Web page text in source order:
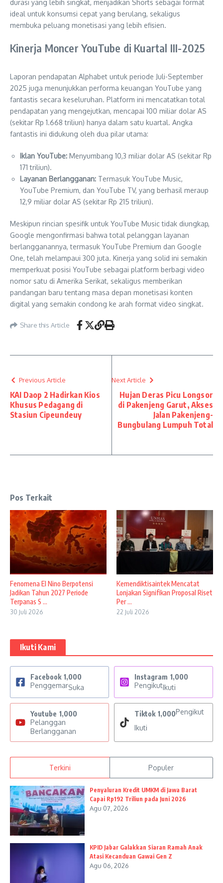
durasi yang lebih singkat, menjadikan Shorts sebagai format
ideal untuk konsumsi cepat yang berulang, sekaligus
membuka peluang monetisasi yang lebih efisien.
Kinerja Moncer YouTube di Kuartal III-2025
Laporan pendapatan Alphabet untuk periode Juli-September
2025 juga menunjukkan performa keuangan YouTube yang
fantastis secara keseluruhan. Platform ini mencatatkan total
pendapatan yang mengejutkan, mencapai 100 miliar dolar AS
(sekitar Rp 1.668 triliun) hanya dalam satu kuartal. Angka
fantastis ini didukung oleh dua pilar utama:
Iklan YouTube: Menyumbang 10,3 miliar dolar AS (sekitar Rp
171 triliun).
Layanan Berlangganan: Termasuk YouTube Music,
YouTube Premium, dan YouTube TV, yang berhasil meraup
12,9 miliar dolar AS (sekitar Rp 215 triliun).
Meskipun rincian spesifik untuk YouTube Music tidak diungkap,
Google mengonfirmasi bahwa total pelanggan layanan
berlangganannya, termasuk YouTube Premium dan Google
One, telah melampaui 300 juta. Kinerja yang solid ini semakin
memperkuat posisi YouTube sebagai platform berbagi video
nomor satu di Amerika Serikat, sekaligus memberikan
pandangan baru tentang masa depan monetisasi konten
digital yang semakin condong ke arah format video singkat.
Share this Article
Previous Article
KAI Daop 2 Hadirkan Kios
Khusus Pedagang di
Stasiun Cipeundeuy
Next Article
Hujan Deras Picu Longsor
di Pakenjeng Garut, Akses
Jalan Pakenjeng-
Bungbulang Lumpuh Total
Pos Terkait
Fenomena El Nino Berpotensi
Jadikan Tahun 2027 Periode
Terpanas S ...
30 Juli 2026
Kemendiktisaintek Mencatat
Lonjakan Signifikan Proposal Riset
Per ...
22 Juli 2026
Ikuti Kami
Facebook 1,000
PenggemarSuka
Instagram 1,000
PengikutIkuti
Youtube 1,000
Pelanggan
Berlangganan
Tiktok 1,000Pengikut
Ikuti
Terkini Populer
Penyaluran Kredit UMKM di Jawa Barat
Capai Rp192 Triliun pada Juni 2026
Agu 07, 2026
KPID Jabar Galakkan Siaran Ramah Anak
Atasi Kecanduan Gawai Gen Z
Agu 06, 2026